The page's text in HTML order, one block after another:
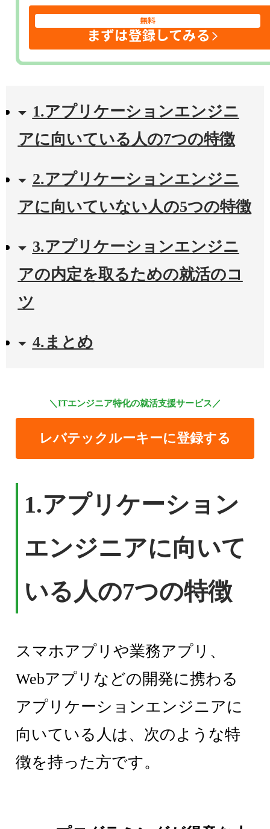
無料
まずは登録してみる
1.アプリケーションエンジニ
アに向いている人の7つの特徴
2.アプリケーションエンジニ
アに向いていない人の5つの特徴
3.アプリケーションエンジニ
アの内定を取るための就活のコ
ツ
4.まとめ
＼ITエンジニア特化の就活支援サービス／
レバテックルーキーに登録する
1.アプリケーション
エンジニアに向いて
いる人の7つの特徴
スマホアプリや業務アプリ、
Webアプリなどの開発に携わる
アプリケーションエンジニアに
向いている人は、次のような特
徴を持った方です。